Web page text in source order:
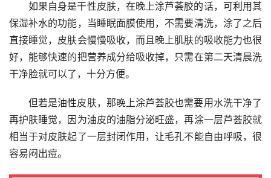
如果自身是干性皮肤，在晚上涂芦荟胶的话，可利用其
保湿补水的功能，当睡眠面膜使用，不需要清洗，涂了之后
直接睡觉，皮肤会慢慢吸收，而且晚上肌肤的吸收能力也很
好，能够快速的把营养成分给吸收掉，只需在第二天清晨洗
干净脸就可以了，十分方便。
但若是油性皮肤，那晚上涂芦荟胶也需要用水洗干净了
再护肤睡觉，因为油皮的油脂分泌旺盛，再涂一层芦荟胶就
相当于对皮肤起了一层封闭作用，让毛孔不能自由呼吸，很
容易闷出痘。